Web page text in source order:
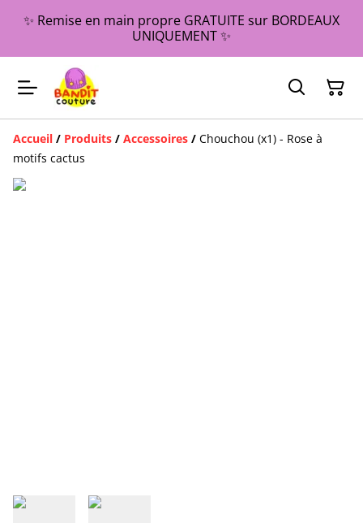
✨ Remise en main propre GRATUITE sur BORDEAUX
UNIQUEMENT ✨
Accueil / Produits / Accessoires / Chouchou (x1) - Rose à
motifs cactus